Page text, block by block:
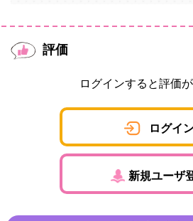
評価
ログインすると評価
ログイ
新規ユーザ